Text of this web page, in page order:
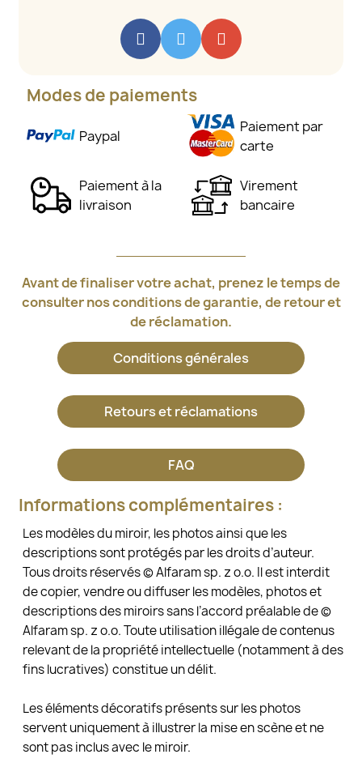
Modes de paiements
Paypal
Paiement par
carte
Paiement à la
livraison
Virement
bancaire
Avant de finaliser votre achat, prenez le temps de
consulter nos conditions de garantie, de retour et
de réclamation.
Conditions générales
Retours et réclamations
FAQ
Informations complémentaires :
Les modèles du miroir, les photos ainsi que les
descriptions sont protégés par les droits d’auteur.
Tous droits réservés © Alfaram sp. z o.o. Il est interdit
de copier, vendre ou diffuser les modèles, photos et
descriptions des miroirs sans l’accord préalable de ©
Alfaram sp. z o.o. Toute utilisation illégale de contenus
relevant de la propriété intellectuelle (notamment à des
fins lucratives) constitue un délit.
Les éléments décoratifs présents sur les photos
servent uniquement à illustrer la mise en scène et ne
sont pas inclus avec le miroir.